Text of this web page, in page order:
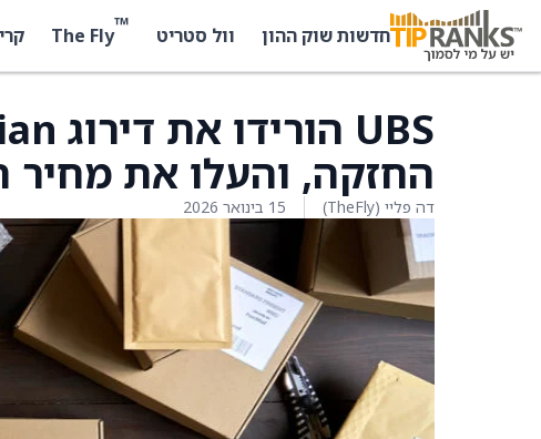
חדשות שוק ההון וול סטריט ™
The Fly
החזקה, והעלו את מחיר היעד ל-15
דה פליי (TheFly) 15 בינואר 2026